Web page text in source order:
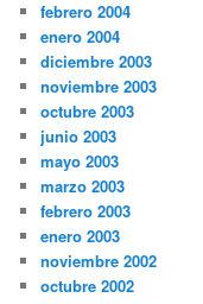
febrero 2004
enero 2004
diciembre 2003
noviembre 2003
octubre 2003
junio 2003
mayo 2003
marzo 2003
febrero 2003
enero 2003
noviembre 2002
octubre 2002